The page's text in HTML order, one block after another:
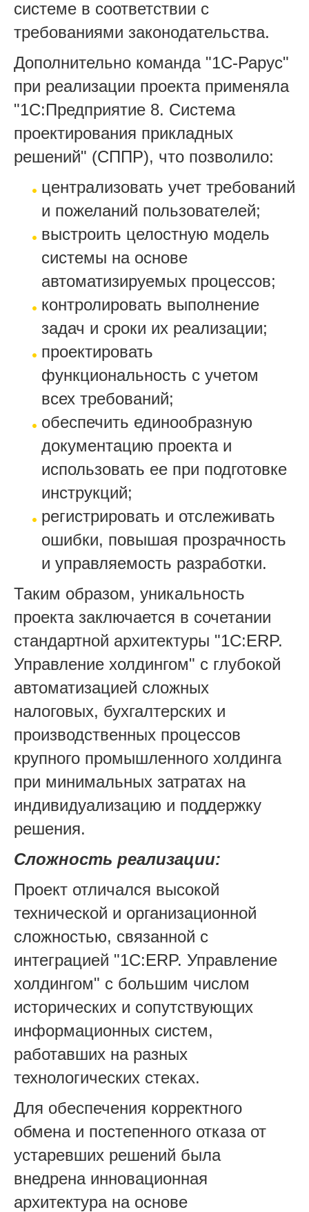
системе в соответствии с
требованиями законодательства.
Дополнительно команда "1С-Рарус"
при реализации проекта применяла
"1С:Предприятие 8. Система
проектирования прикладных
решений" (СППР), что позволило:
централизовать учет требований
и пожеланий пользователей;
выстроить целостную модель
системы на основе
автоматизируемых процессов;
контролировать выполнение
задач и сроки их реализации;
проектировать
функциональность с учетом
всех требований;
обеспечить единообразную
документацию проекта и
использовать ее при подготовке
инструкций;
регистрировать и отслеживать
ошибки, повышая прозрачность
и управляемость разработки.
Таким образом, уникальность
проекта заключается в сочетании
стандартной архитектуры "1С:ERP.
Управление холдингом" с глубокой
автоматизацией сложных
налоговых, бухгалтерских и
производственных процессов
крупного промышленного холдинга
при минимальных затратах на
индивидуализацию и поддержку
решения.
Сложность реализации:
Проект отличался высокой
технической и организационной
сложностью, связанной с
интеграцией "1С:ERP. Управление
холдингом" с большим числом
исторических и сопутствующих
информационных систем,
работавших на разных
технологических стеках.
Для обеспечения корректного
обмена и постепенного отказа от
устаревших решений была
внедрена инновационная
архитектура на основе